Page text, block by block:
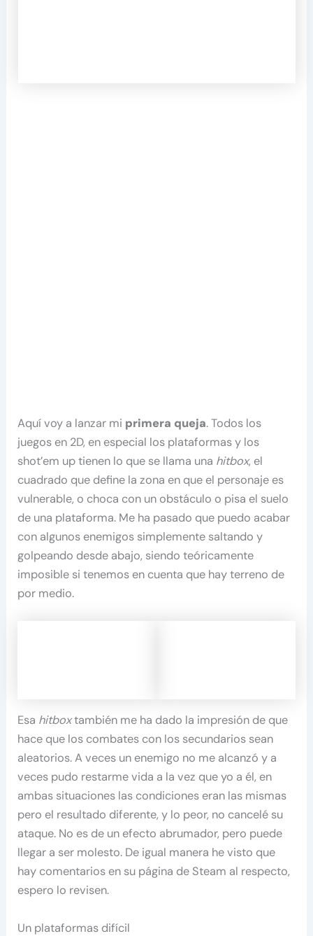
Aquí voy a lanzar mi primera queja. Todos los
juegos en 2D, en especial los plataformas y los
shot’em up tienen lo que se llama una hitbox, el
cuadrado que define la zona en que el personaje es
vulnerable, o choca con un obstáculo o pisa el suelo
de una plataforma. Me ha pasado que puedo acabar
con algunos enemigos simplemente saltando y
golpeando desde abajo, siendo teóricamente
imposible si tenemos en cuenta que hay terreno de
por medio.
Esa hitboxtambién me ha dado la impresión de que
hace que los combates con los secundarios sean
aleatorios. A veces un enemigo no me alcanzó y a
veces pudo restarme vida a la vez que yo a él, en
ambas situaciones las condiciones eran las mismas
pero el resultado diferente, y lo peor, no cancelé su
ataque. No es de un efecto abrumador, pero puede
llegar a ser molesto. De igual manera he visto que
hay comentarios en su página de Steam al respecto,
espero lo revisen.
Un plataformas difícil